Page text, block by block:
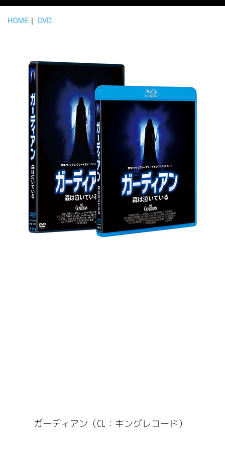
HOME ｜ DVD
ガーディアン（CL：キングレコード）